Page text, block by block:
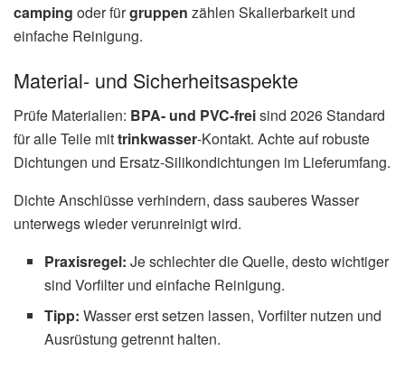
camping oder fürgruppen zählen Skalierbarkeit und
einfache Reinigung.
Material- und Sicherheitsaspekte
Prüfe Materialien: BPA- und PVC-freisind 2026 Standard
für alle Teile mittrinkwasser-Kontakt. Achte auf robuste
Dichtungen und Ersatz-Silikondichtungen im Lieferumfang.
Dichte Anschlüsse verhindern, dass sauberes Wasser
unterwegs wieder verunreinigt wird.
Praxisregel: Je schlechter die Quelle, desto wichtiger
sind Vorfilter und einfache Reinigung.
Tipp: Wasser erst setzen lassen, Vorfilter nutzen und
Ausrüstung getrennt halten.